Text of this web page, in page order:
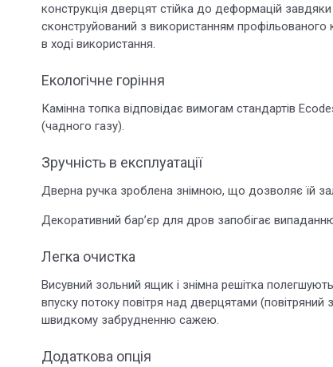
конструкція дверцят стійка до деформацій
сконструйований з використанням профільованого
в ході використання.
Екологічне горіння
Камінна топка відповідає вимогам стандартів
(чадного газу).
Зручність в експлуатації
Дверна ручка зроблена знімною, що дозволяє їй
Декоративний бар’єр для дров запобігає
Легка очистка
Висувний зольний ящик і знімна решітка
впуску потоку повітря над дверцятами
швидкому забрудненню сажею.
Додаткова опція